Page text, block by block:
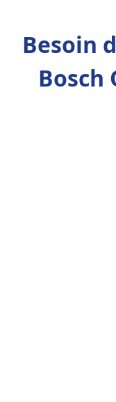
Besoin
Bosch